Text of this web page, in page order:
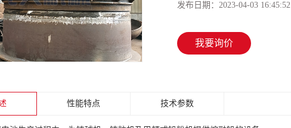
发布日期：2023-04-03 16:45:52
我要询价
性能特点 技术参数